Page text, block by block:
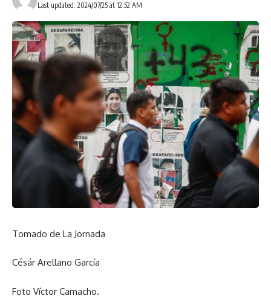
Last updated: 2024/07/25 at 12:52 AM
Tomado de La Jornada
Césár Arellano García
Foto Víctor Camacho.